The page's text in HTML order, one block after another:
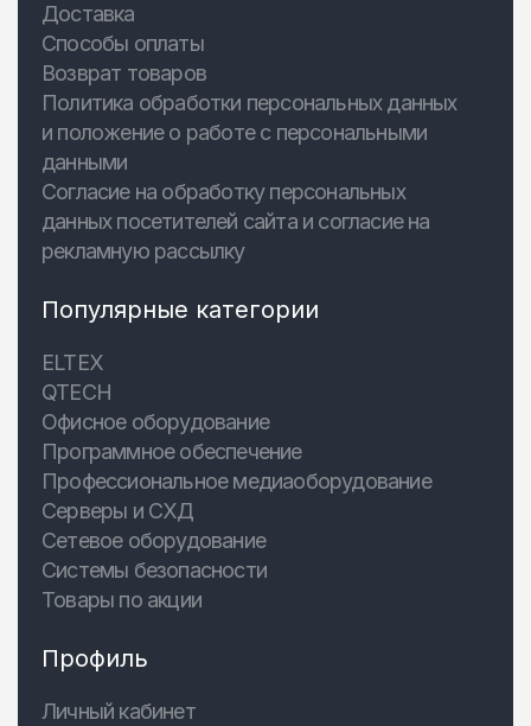
Доставка
Способы оплаты
Возврат товаров
Политика обработки персональных данных
и положение о работе с персональными
данными
Согласие на обработку персональных
данных посетителей сайта и согласие на
рекламную рассылку
Популярные категории
ELTEX
QTECH
Офисное оборудование
Программное обеспечение
Профессиональное медиаоборудование
Серверы и СХД
Сетевое оборудование
Системы безопасности
Товары по акции
Профиль
Личный кабинет